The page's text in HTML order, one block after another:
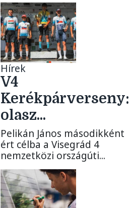
Hírek
V4
Kerékpárverseny:
olasz...
Pelikán János másodikként
ért célba a Visegrád 4
nemzetközi országúti...